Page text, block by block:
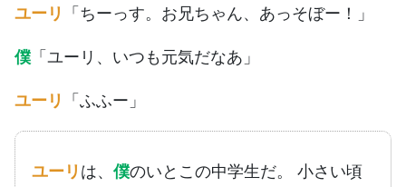
ユーリ 「ちーっす。お兄ちゃん、あっそぼー！」
僕 「ユーリ、いつも元気だなあ」
ユーリ 「ふふー」
ユーリ は、 僕のいとこの中学生だ。 小さい頃